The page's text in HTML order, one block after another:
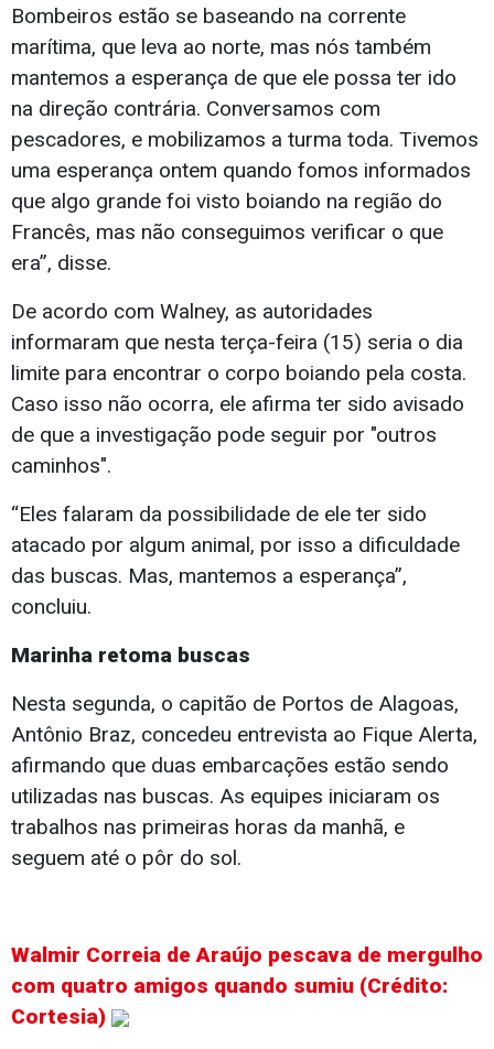
Bombeiros estão se baseando na corrente
marítima, que leva ao norte, mas nós também
mantemos a esperança de que ele possa ter ido
na direção contrária. Conversamos com
pescadores, e mobilizamos a turma toda. Tivemos
uma esperança ontem quando fomos informados
que algo grande foi visto boiando na região do
Francês, mas não conseguimos verificar o que
era”, disse.
De acordo com Walney, as autoridades
informaram que nesta terça-feira (15) seria o dia
limite para encontrar o corpo boiando pela costa.
Caso isso não ocorra, ele afirma ter sido avisado
de que a investigação pode seguir por "outros
caminhos".
“Eles falaram da possibilidade de ele ter sido
atacado por algum animal, por isso a dificuldade
das buscas. Mas, mantemos a esperança”,
concluiu.
Marinha retoma buscas
Nesta segunda, o capitão de Portos de Alagoas,
Antônio Braz, concedeu entrevista ao Fique Alerta,
afirmando que duas embarcações estão sendo
utilizadas nas buscas. As equipes iniciaram os
trabalhos nas primeiras horas da manhã, e
seguem até o pôr do sol.
Walmir Correia de Araújo pescava de mergulho
com quatro amigos quando sumiu (Crédito:
Cortesia)